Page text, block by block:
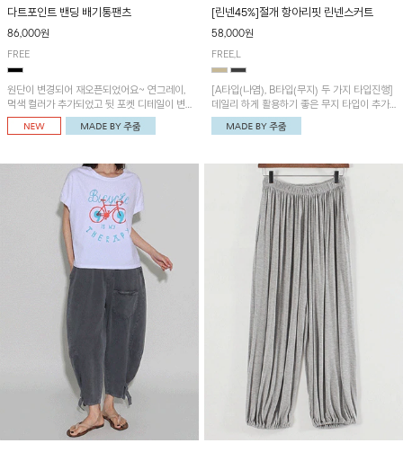
다트포인트 밴딩 배기통팬츠
86,000원
FREE
원단이 변경되어 재오픈되었어요~ 연그레이,
먹색 컬러가 추가되었고 뒷 포켓 디테일이 변
경되었습니다~가볍고 시원하게 착용되는 배
기통팬츠! 허리밴딩과 여유로운 통으로 편안해
[린넨45%]절개 항아리핏 린넨스커트
58,000원
FREE,L
[A타입(나염), B타입(무지) 두 가지 타입진행]
데일리 하게 활용하기 좋은 무지 타입이 추가
되었어요~ 볼륨감 있는 항아리핏 실루엣이 유
니크하며 포켓디테일이 POINT!